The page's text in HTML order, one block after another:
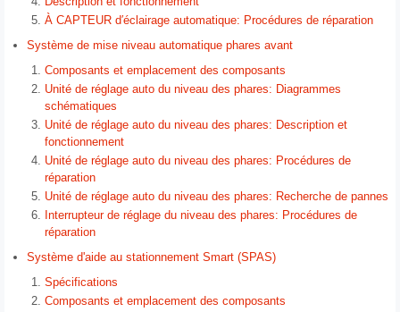
À CAPTEUR d′éclairage automatique: Procédures de réparation
Système de mise niveau automatique phares avant
Composants et emplacement des composants
Unité de réglage auto du niveau des phares: Diagrammes
schématiques
Unité de réglage auto du niveau des phares: Description et
fonctionnement
Unité de réglage auto du niveau des phares: Procédures de
réparation
Unité de réglage auto du niveau des phares: Recherche de pannes
Interrupteur de réglage du niveau des phares: Procédures de
réparation
Système d'aide au stationnement Smart (SPAS)
Spécifications
Composants et emplacement des composants